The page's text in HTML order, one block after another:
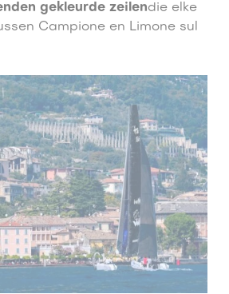
gekleurde zeilendie elke
Campione en Limone sul